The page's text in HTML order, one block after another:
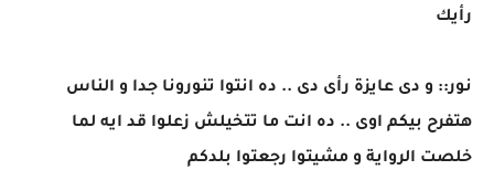
رأيك
نور:: و دى عايزة رأى دى .. ده انتوا تنورونا جدا و الناس
هتفرح بيكم اوى .. ده انت ما تتخيلش زعلوا قد ايه لما
خلصت الرواية و مشيتوا رجعتوا بلدكم